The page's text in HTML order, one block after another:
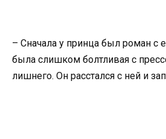
– Сначала у принца был роман с
была слишком болтливая с
лишнего. Он расстался с ней и